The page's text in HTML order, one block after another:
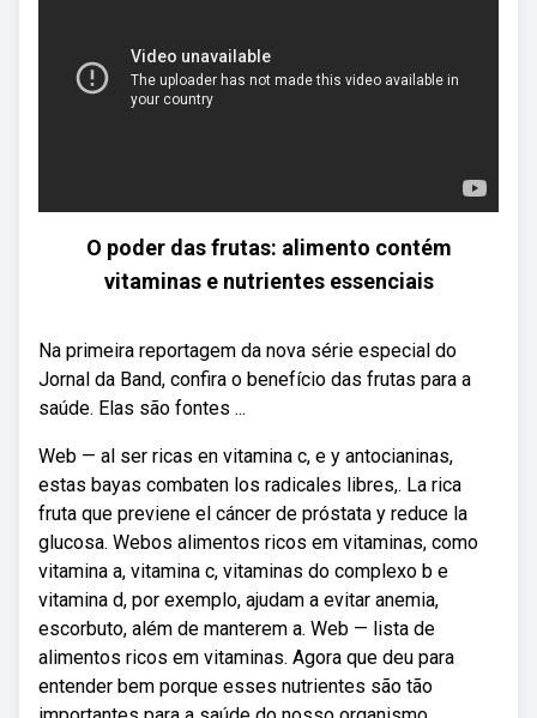
O poder das frutas: alimento contém
vitaminas e nutrientes essenciais
Na primeira reportagem da nova série especial do
Jornal da Band, confira o benefício das frutas para a
saúde. Elas são fontes ...
Web — al ser ricas en vitamina c, e y antocianinas,
estas bayas combaten los radicales libres,. La rica
fruta que previene el cáncer de próstata y reduce la
glucosa. Webos alimentos ricos em vitaminas, como
vitamina a, vitamina c, vitaminas do complexo b e
vitamina d, por exemplo, ajudam a evitar anemia,
escorbuto, além de manterem a. Web — lista de
alimentos ricos em vitaminas. Agora que deu para
entender bem porque esses nutrientes são tão